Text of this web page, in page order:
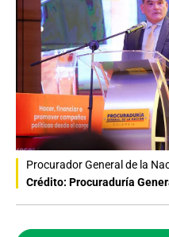
Procurador General de la
Crédito: Procuraduría